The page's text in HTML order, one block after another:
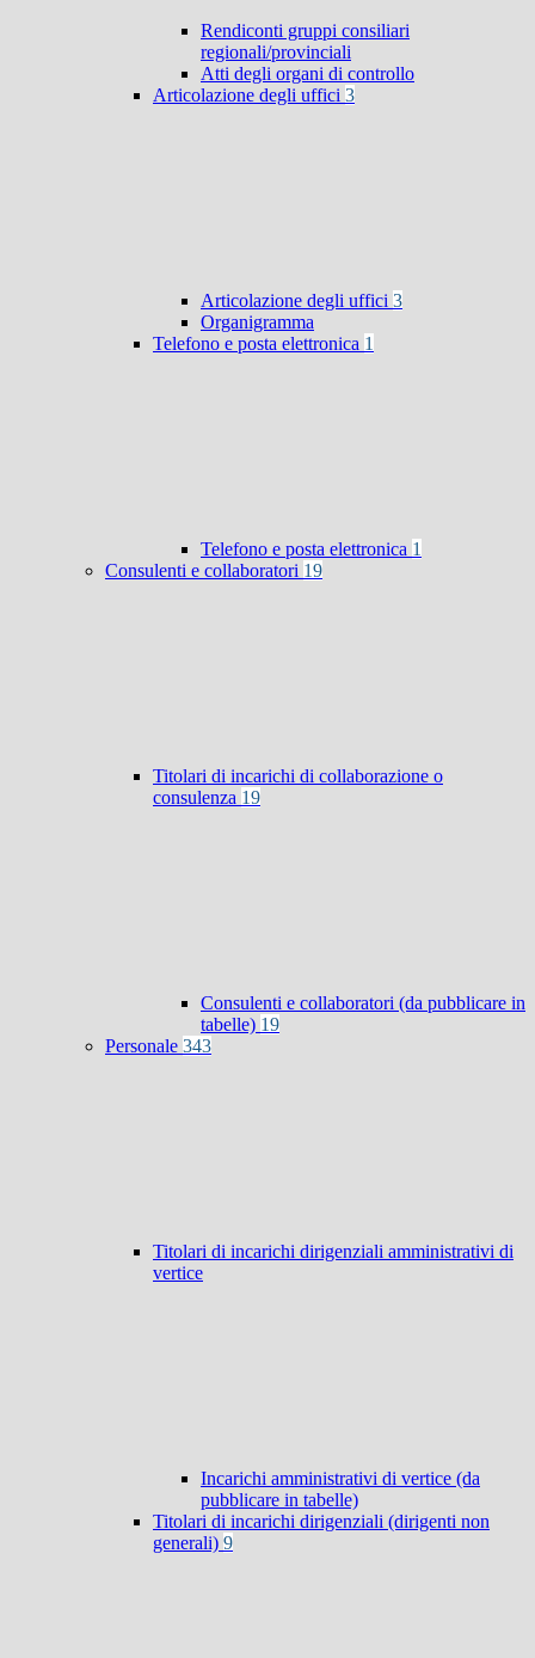
Rendiconti gruppi consiliari
regionali/provinciali
Atti degli organi di controllo
Articolazione degli uffici 3
Articolazione degli uffici 3
Organigramma
Telefono e posta elettronica 1
Telefono e posta elettronica 1
Consulenti e collaboratori 19
Titolari di incarichi di collaborazione o
consulenza 19
Consulenti e collaboratori (da pubblicare in
tabelle) 19
Personale 343
Titolari di incarichi dirigenziali amministrativi di
vertice
Incarichi amministrativi di vertice (da
pubblicare in tabelle)
Titolari di incarichi dirigenziali (dirigenti non
generali) 9